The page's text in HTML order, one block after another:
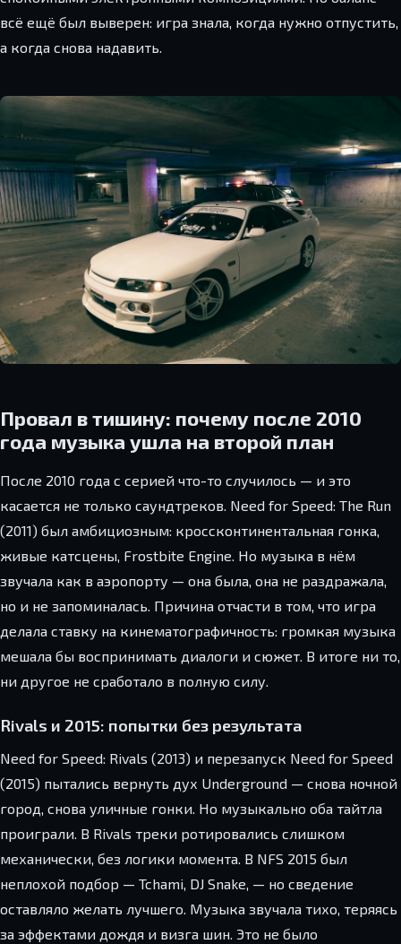
всё ещё был выверен: игра знала, когда нужно отпустить,
а когда снова надавить.
Провал в тишину: почему после 2010
года музыка ушла на второй план
После 2010 года с серией что-то случилось — и это
касается не только саундтреков. Need for Speed: The Run
(2011) был амбициозным: кроссконтинентальная гонка,
живые катсцены, Frostbite Engine. Но музыка в нём
звучала как в аэропорту — она была, она не раздражала,
но и не запоминалась. Причина отчасти в том, что игра
делала ставку на кинематографичность: громкая музыка
мешала бы воспринимать диалоги и сюжет. В итоге ни то,
ни другое не сработало в полную силу.
Rivals и 2015: попытки без результата
Need for Speed: Rivals (2013) и перезапуск Need for Speed
(2015) пытались вернуть дух Underground — снова ночной
город, снова уличные гонки. Но музыкально оба тайтла
проиграли. В Rivals треки ротировались слишком
механически, без логики момента. В NFS 2015 был
неплохой подбор — Tchami, DJ Snake, — но сведение
оставляло желать лучшего. Музыка звучала тихо, теряясь
за эффектами дождя и визга шин. Это не было